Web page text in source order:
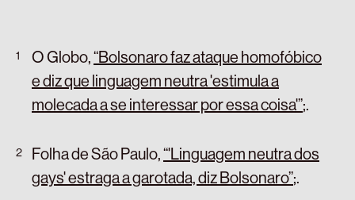
O Globo,“Bolsonaro faz ataque homofóbico
e diz que linguagem neutra 'estimula a
molecada a se interessar por essa coisa'”;.
Folha de São Paulo,“'Linguagem neutra dos
gays' estraga a garotada, diz Bolsonaro”;.